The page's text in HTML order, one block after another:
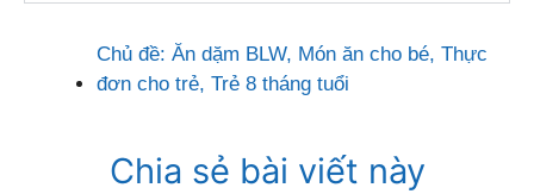
Chủ đề: Ăn dặm BLW, Món ăn cho bé, Thực
đơn cho trẻ, Trẻ 8 tháng tuổi
Chia sẻ bài viết này